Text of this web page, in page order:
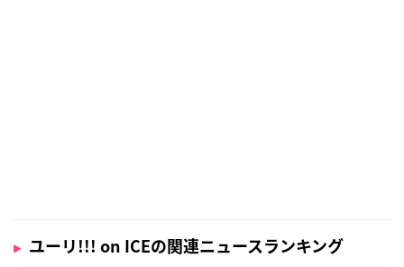
ユーリ!!! on ICEの関連ニュースランキング